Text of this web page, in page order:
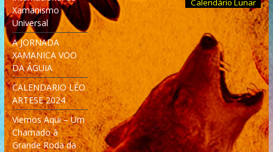
Xamanismo
Universal
A JORNADA
XAMANICA VOO
DA ÁGUIA
CALENDARIO LÉO
ARTESE 2024
Viemos Aqui – Um
Chamado à
Grande Roda da
Calendário Lunar